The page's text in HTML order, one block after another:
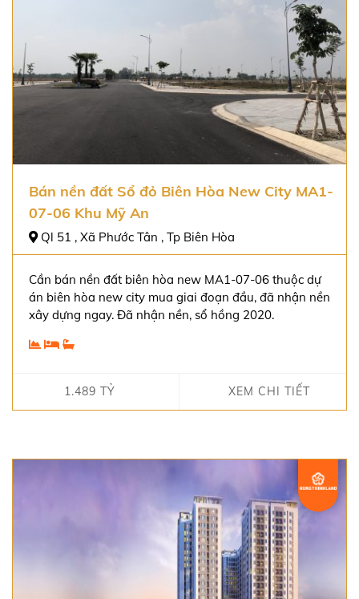
Bán nền đất Sổ đỏ Biên Hòa New City MA1-
07-06 Khu Mỹ An
Ql 51 , Xã Phước Tân , Tp Biên Hòa
Cần bán nền đất biên hòa new MA1-07-06 thuộc dự
án biên hòa new city mua giai đoạn đầu, đã nhận nền
xây dựng ngay. Đã nhận nền, sổ hồng 2020.
1.489 TỶ XEM CHI TIẾT